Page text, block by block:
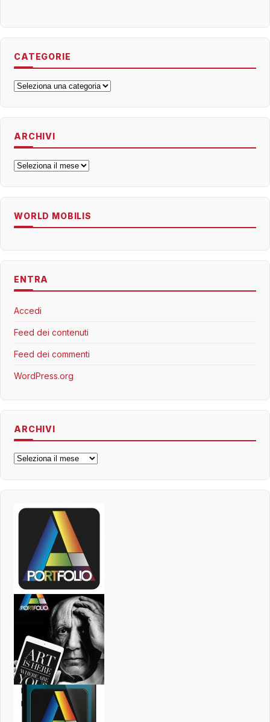
CATEGORIE
Categorie
ARCHIVI
Archivi
WORLD MOBILIS
ENTRA
Accedi
Feed dei contenuti
Feed dei commenti
WordPress.org
ARCHIVI
Archivi